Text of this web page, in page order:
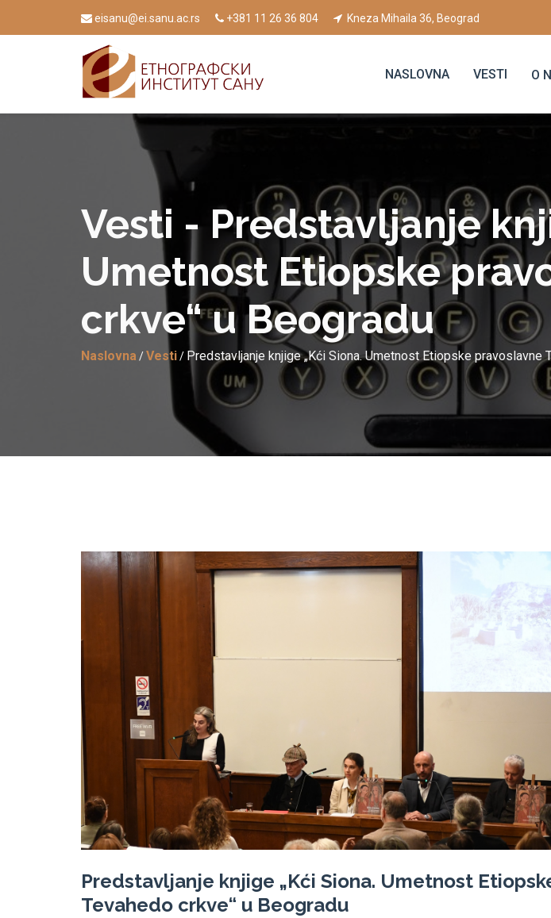
eisanu@ei.sanu.ac.rs +381 11 26 36 804 Kneza Mihaila 36, Beograd
NASLOVNA VESTI O
Vesti - Predstavljanje
Umetnost Etiopske
crkve“ u Beogradu
Naslovna /Vesti/ Predstavljanje knjige „Kći Siona. Umetnost Etiopske pravoslavne
Predstavljanje knjige „Kći Siona. Umetnost
Tevahedo crkve“ u Beogradu